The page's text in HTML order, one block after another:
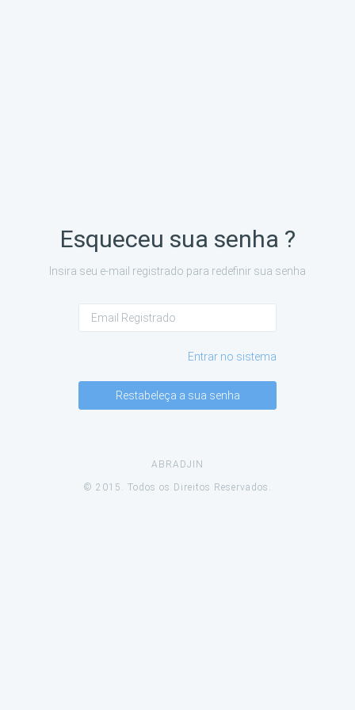
Esqueceu sua senha ?
Insira seu e-mail registrado para redefinir sua senha
Entrar no sistema
Restabeleça a sua senha
ABRADJIN
© 2015. Todos os Direitos Reservados.